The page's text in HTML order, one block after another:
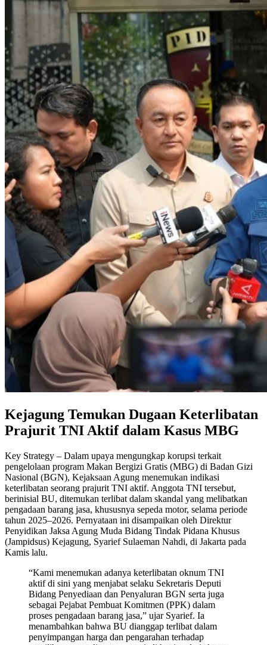
Kejagung Temukan Dugaan Keterlibatan
Prajurit TNI Aktif dalam Kasus MBG
Key Strategy – Dalam upaya mengungkap korupsi terkait
pengelolaan program Makan Bergizi Gratis (MBG) di Badan Gizi
Nasional (BGN), Kejaksaan Agung menemukan indikasi
keterlibatan seorang prajurit TNI aktif. Anggota TNI tersebut,
berinisial BU, ditemukan terlibat dalam skandal yang melibatkan
pengadaan barang jasa, khususnya sepeda motor, selama periode
tahun 2025–2026. Pernyataan ini disampaikan oleh Direktur
Penyidikan Jaksa Agung Muda Bidang Tindak Pidana Khusus
(Jampidsus) Kejagung, Syarief Sulaeman Nahdi, di Jakarta pada
Kamis lalu.
“Kami menemukan adanya keterlibatan oknum TNI
aktif di sini yang menjabat selaku Sekretaris Deputi
Bidang Penyediaan dan Penyaluran BGN serta juga
sebagai Pejabat Pembuat Komitmen (PPK) dalam
proses pengadaan barang jasa,” ujar Syarief. Ia
menambahkan bahwa BU dianggap terlibat dalam
penyimpangan harga dan pengarahan terhadap